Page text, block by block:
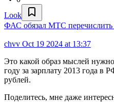
Look
ФАС обязал МТС перечислить
chvv Oct 19 2024 at 13:37
Это какой образ мыслей
году за зарплату 2013 года в
рублей.
Поделитесь, мне даже